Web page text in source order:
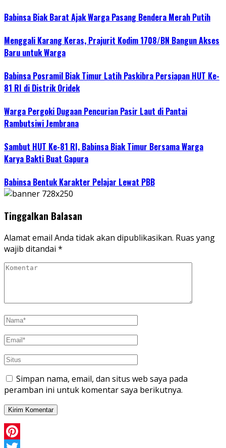
Babinsa Biak Barat Ajak Warga Pasang Bendera Merah Putih
Menggali Karang Keras, Prajurit Kodim 1708/BN Bangun Akses
Baru untuk Warga
Babinsa Posramil Biak Timur Latih Paskibra Persiapan HUT Ke-
81 RI di Distrik Oridek
Warga Pergoki Dugaan Pencurian Pasir Laut di Pantai
Rambutsiwi Jembrana
Sambut HUT Ke-81 RI, Babinsa Biak Timur Bersama Warga
Karya Bakti Buat Gapura
Babinsa Bentuk Karakter Pelajar Lewat PBB
Tinggalkan Balasan
Alamat email Anda tidak akan dipublikasikan. Ruas yang
wajib ditandai *
Simpan nama, email, dan situs web saya pada
peramban ini untuk komentar saya berikutnya.